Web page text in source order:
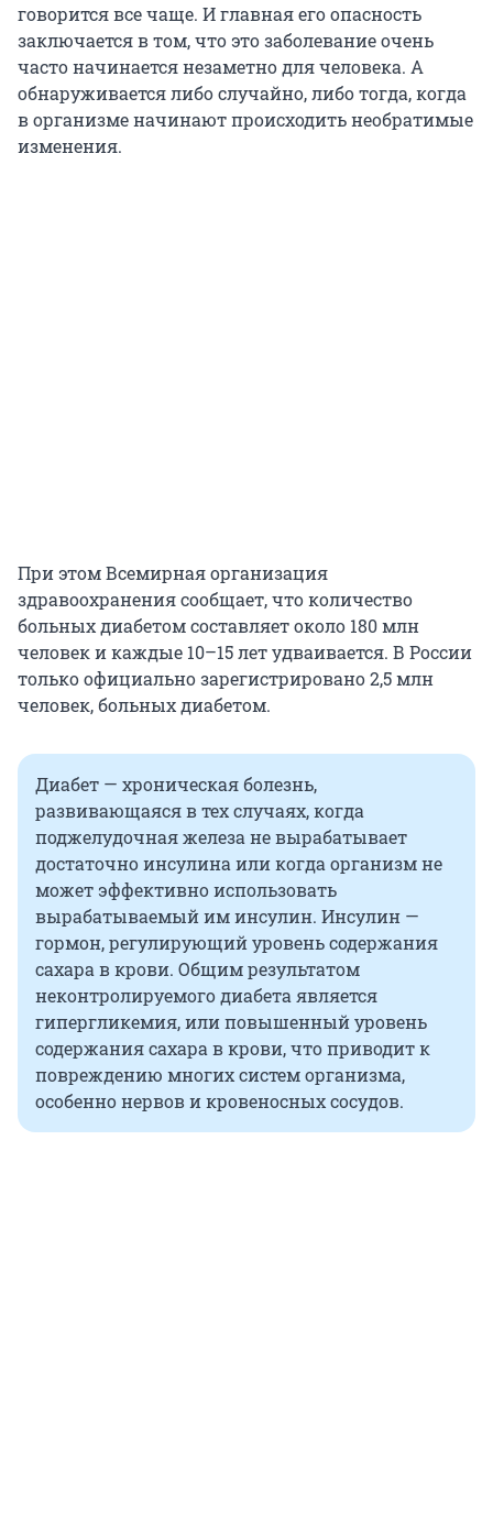
говорится все чаще. И главная его опасность
заключается в том, что это заболевание очень
часто начинается незаметно для человека. А
обнаруживается либо случайно, либо тогда, когда
в организме начинают происходить необратимые
изменения.
При этом Всемирная организация
здравоохранения сообщает, что количество
больных диабетом составляет около 180 млн
человек и каждые 10–15 лет удваивается. В России
только официально зарегистрировано 2,5 млн
человек, больных диабетом.
Диабет — хроническая болезнь,
развивающаяся в тех случаях, когда
поджелудочная железа не вырабатывает
достаточно инсулина или когда организм не
может эффективно использовать
вырабатываемый им инсулин. Инсулин —
гормон, регулирующий уровень содержания
сахара в крови. Общим результатом
неконтролируемого диабета является
гипергликемия, или повышенный уровень
содержания сахара в крови, что приводит к
повреждению многих систем организма,
особенно нервов и кровеносных сосудов.